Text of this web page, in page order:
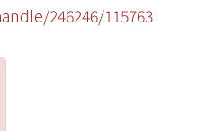
246246/115763